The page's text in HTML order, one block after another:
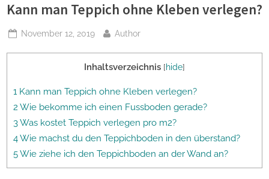
Kann man Teppich ohne Kleben verlegen?
Posted
November 12, 2019 By
Author
Inhaltsverzeichnis [hide]
1 Kann man Teppich ohne Kleben verlegen?
2 Wie bekomme ich einen Fussboden gerade?
3 Was kostet Teppich verlegen pro m2?
4 Wie machst du den Teppichboden in den überstand?
5 Wie ziehe ich den Teppichboden an der Wand an?